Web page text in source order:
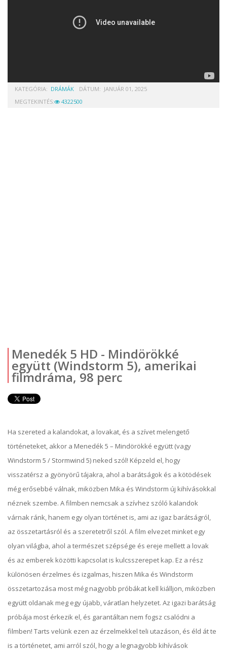
KATEGÓRIA: DRÁMÁK DÁTUM: JANUÁR 01, 2025
MEGTEKINTÉS:
4322500
Menedék 5 HD - Mindörökké
együtt (Windstorm 5), amerikai
filmdráma, 98 perc
Ha szereted a kalandokat, a lovakat, és a szívet melengető
történeteket, akkor a Menedék 5 – Mindörökké együtt (vagy
Windstorm 5 / Stormwind 5) neked szól! Képzeld el, hogy
visszatérsz a gyönyörű tájakra, ahol a barátságok és a kötödések
még erősebbé válnak, miközben Mika és Windstorm új kihívásokkal
néznek szembe. A filmben nemcsak a szívhez szóló kalandok
várnak ránk, hanem egy olyan történet is, ami az igaz barátságról,
az összetartásról és a szeretetről szól. A film elvezet minket egy
olyan világba, ahol a természet szépsége és ereje mellett a lovak
és az emberek közötti kapcsolat is kulcsszerepet kap. Ez a rész
különösen érzelmes és izgalmas, hiszen Mika és Windstorm
összetartozása most még nagyobb próbákat kell kiálljon, miközben
együtt oldanak meg egy újabb, váratlan helyzetet. Az igazi barátság
próbája most érkezik el, és garantáltan nem fogsz csalódni a
filmben! Tarts velünk ezen az érzelmekkel teli utazáson, és éld át te
is a történetet, ami arról szól, hogy a legnagyobb kihívások